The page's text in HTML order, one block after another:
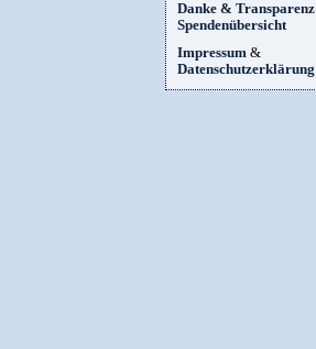
Danke & Transparenz
Spendenübersicht
Impressum &
Datenschutzerklärung